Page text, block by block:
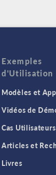
Exemples
d'Utilisation
Modèles et
Vidéos de
Cas Utilisateurs
Articles et
Livres